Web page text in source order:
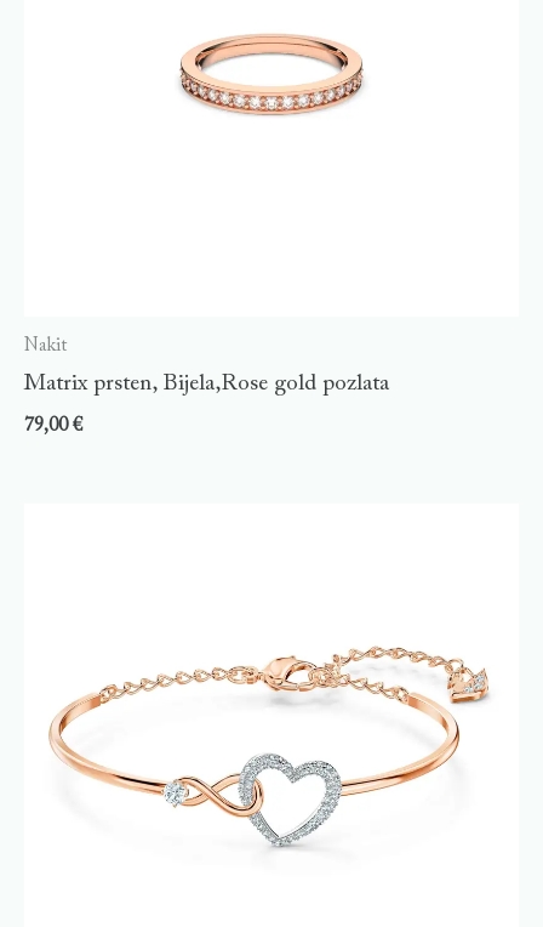
Nakit
Matrix prsten, Bijela,Rose gold pozlata
79,00€